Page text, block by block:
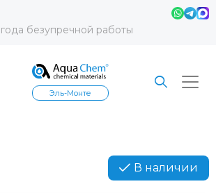
безупречной работы
Эль-Монте
В наличии